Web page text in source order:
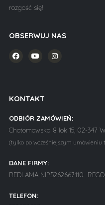
rozgość się!
OBSERWUJ NAS
KONTAKT
ODBIÓR ZAMÓWIEŃ:
Chotomowska 8 lok 15, 02-347
(tylko po wcześniejszym umówieniu
DANE FIRMY:
REDLAMA NIP:5262667110
TELEFON: